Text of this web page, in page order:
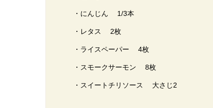
・にんじん 1/3本
・レタス 2枚
・ライスペーパー 4枚
・スモークサーモン 8枚
・スイートチリソース 大さじ2